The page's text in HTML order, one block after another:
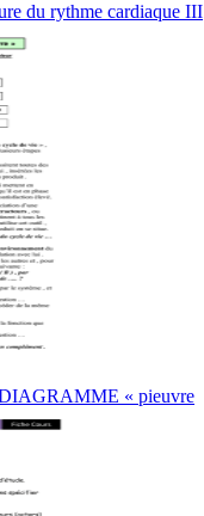
du rythme cardiaque III
« pieuvre